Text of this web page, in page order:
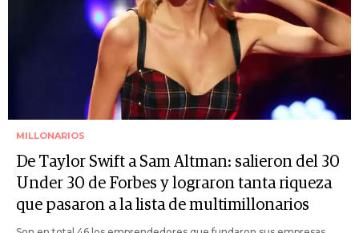
MILLONARIOS
De Taylor Swift a Sam Altman: salieron del 30
Under 30 de Forbes y lograron tanta riqueza
que pasaron a la lista de multimillonarios